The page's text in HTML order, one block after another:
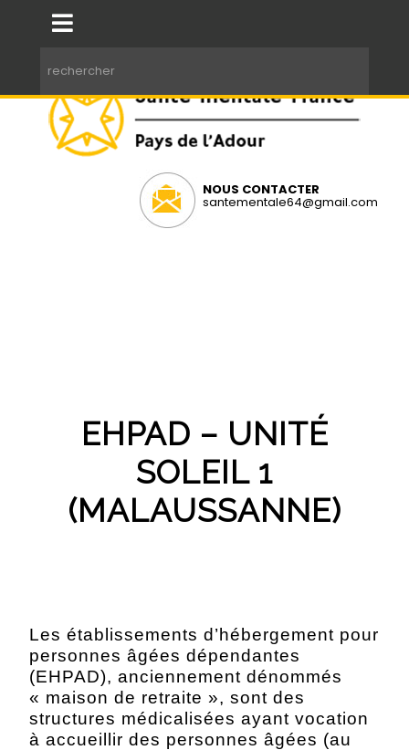
NOUS CONTACTER
santementale64@gmail.com
EHPAD – UNITÉ
SOLEIL 1
(MALAUSSANNE)
Les établissements d’hébergement pour
personnes âgées dépendantes
(EHPAD), anciennement dénommés
« maison de retraite », sont des
structures médicalisées ayant vocation
à accueillir des personnes âgées (au